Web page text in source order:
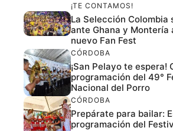
¡TE CONTAMOS!
La Selección Colombia
ante Ghana y Montería
nuevo Fan Fest
CÓRDOBA
¡San Pelayo te espera!
programación del 49°
Nacional del Porro
CÓRDOBA
Prepárate para bailar:
programación del